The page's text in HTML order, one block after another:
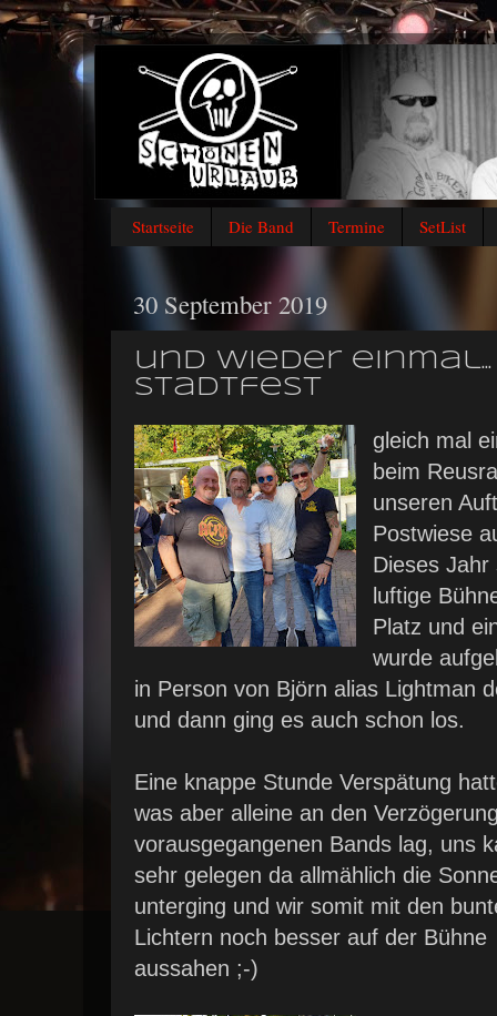
Startseite Die Band Termine SetList
30 September 2019
und wieder
Stadtfest
gleich mal
beim
unseren
Postwiese
Dieses Jahr
luftige
Platz und
wurde
in Person von Björn alias Lightman
und dann ging es auch schon los.
Eine knappe Stunde Verspätung
was aber alleine an den
vorausgegangenen Bands lag, uns
sehr gelegen da allmählich die
unterging und wir somit mit den
Lichtern noch besser auf der Bühne
aussahen ;-)